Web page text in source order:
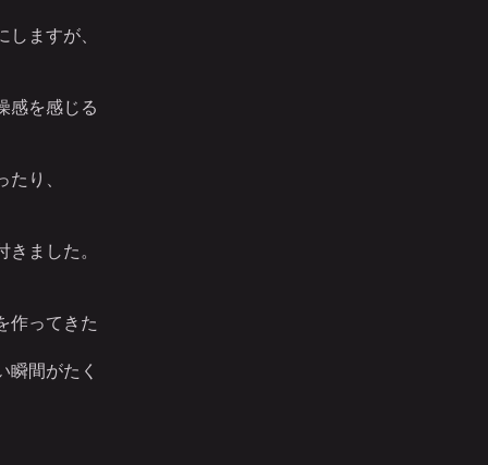
ますが、
感を感じる
り、
ました。
作ってきた
瞬間がたく